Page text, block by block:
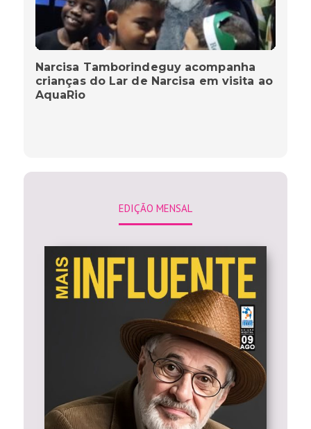
Narcisa Tamborindeguy acompanha
crianças do Lar de Narcisa em visita ao
AquaRio
EDIÇÃO MENSAL